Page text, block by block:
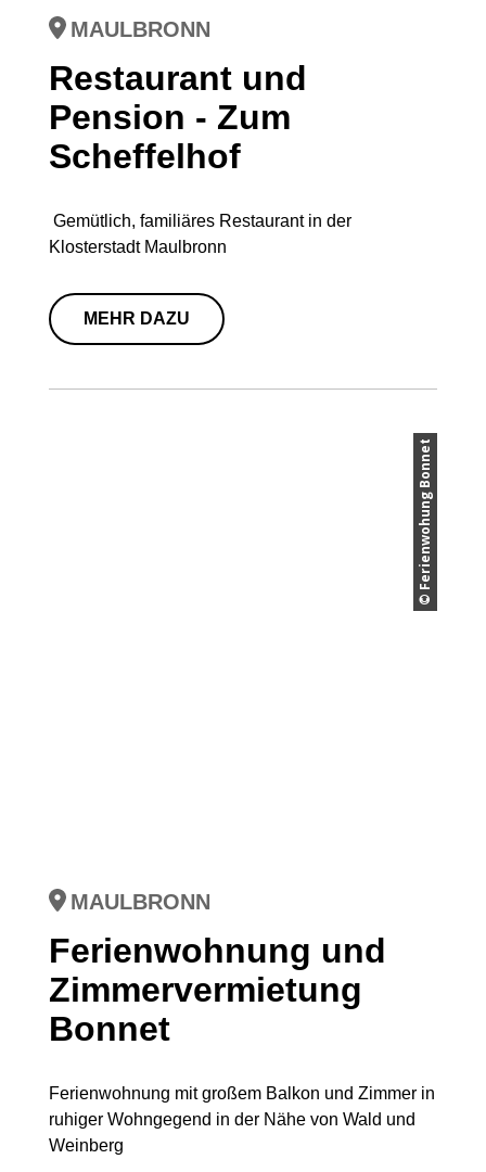
MAULBRONN
Restaurant und
Pension - Zum
Scheffelhof
Gemütlich, familiäres Restaurant in der
Klosterstadt Maulbronn
MEHR DAZU
© Ferienwohung Bonnet
MAULBRONN
Ferienwohnung und
Zimmervermietung
Bonnet
Ferienwohnung mit großem Balkon und Zimmer in
ruhiger Wohngegend in der Nähe von Wald und
Weinberg